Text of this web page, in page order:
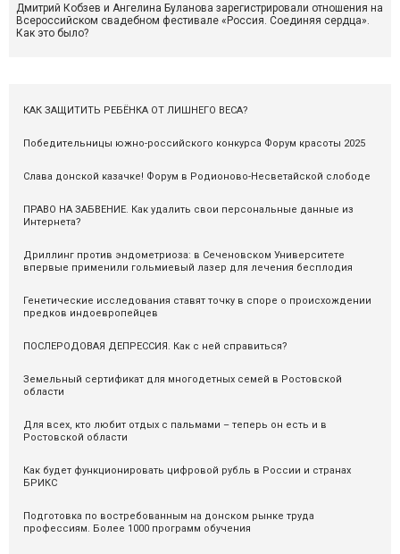
Дмитрий Кобзев и Ангелина Буланова зарегистрировали отношения на
Всероссийском свадебном фестивале «Россия. Соединяя сердца».
Как это было?
КАК ЗАЩИТИТЬ РЕБЁНКА ОТ ЛИШНЕГО ВЕСА?
Победительницы южно-российского конкурса Форум красоты 2025
Слава донской казачке! Форум в Родионово-Несветайской слободе
ПРАВО НА ЗАБВЕНИЕ. Как удалить свои персональные данные из
Интернета?
Дриллинг против эндометриоза: в Сеченовском Университете
впервые применили гольмиевый лазер для лечения бесплодия
Генетические исследования ставят точку в споре о происхождении
предков индоевропейцев
ПОСЛЕРОДОВАЯ ДЕПРЕССИЯ. Как с ней справиться?
Земельный сертификат для многодетных семей в Ростовской
области
Для всех, кто любит отдых с пальмами – теперь он есть и в
Ростовской области
Как будет функционировать цифровой рубль в России и странах
БРИКС
Подготовка по востребованным на донском рынке труда
профессиям. Более 1000 программ обучения